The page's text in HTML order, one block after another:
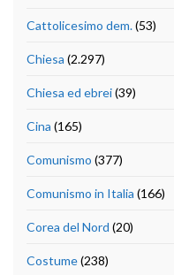
Cattolicesimo dem.(53)
Chiesa (2.297)
Chiesa ed ebrei(39)
Cina (165)
Comunismo (377)
Comunismo in Italia (166)
Corea del Nord (20)
Costume(238)